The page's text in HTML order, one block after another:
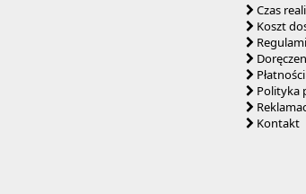
Czas
Koszt
Płatności
Polityka
Kontakt